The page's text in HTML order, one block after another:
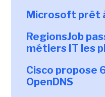
Microsoft prêt
RegionsJob
métiers IT les
Cisco propose
OpenDNS